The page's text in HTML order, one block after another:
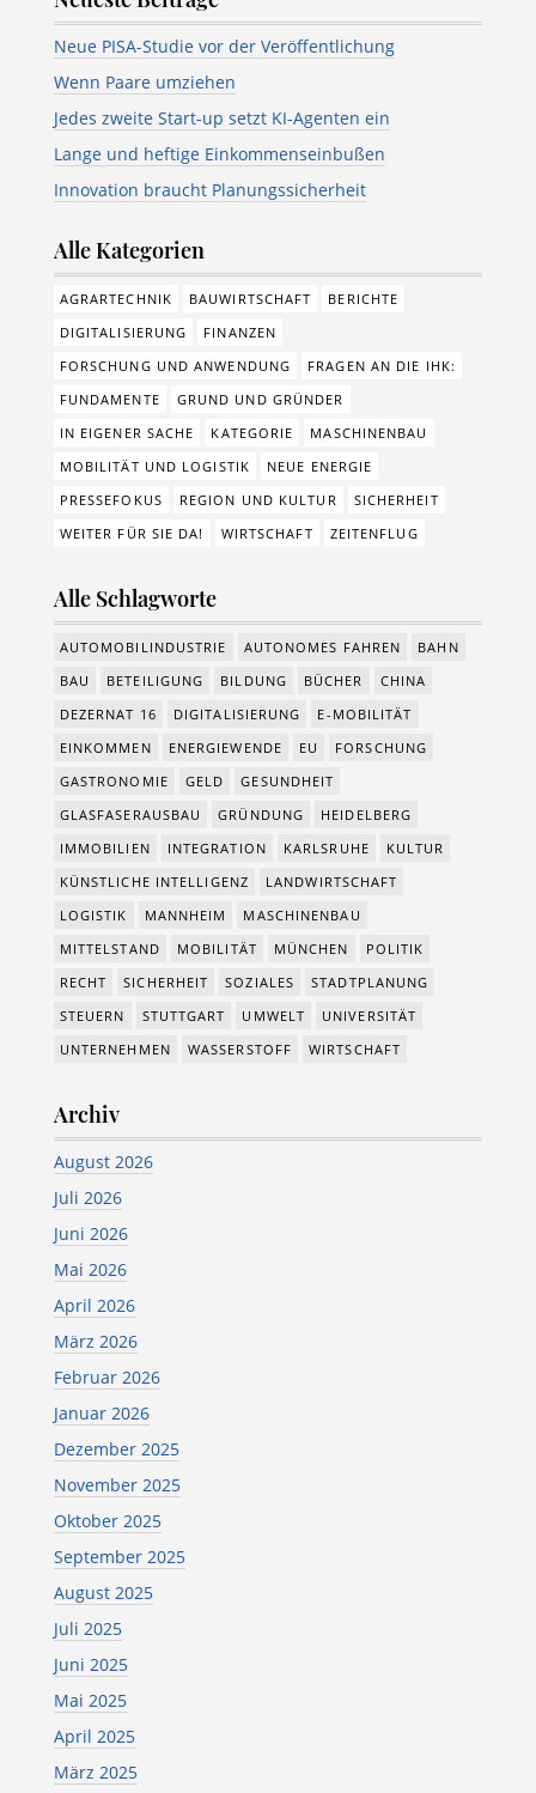
Neue PISA-Studie vor der Veröffentlichung
Wenn Paare umziehen
Jedes zweite Start-up setzt KI-Agenten ein
Lange und heftige Einkommenseinbußen
Innovation braucht Planungssicherheit
Alle Kategorien
AGRARTECHNIK BAUWIRTSCHAFT
BERICHTE
DIGITALISIERUNG
FINANZEN
FORSCHUNG UND ANWENDUNG
FRAGEN AN DIE IHK:
FUNDAMENTE
GRUND UND GRÜNDER
IN EIGENER SACHE
KATEGORIE
MASCHINENBAU
MOBILITÄT UND LOGISTIK
NEUE ENERGIE
PRESSEFOKUS
REGION UND KULTUR
SICHERHEIT
WEITER FÜR SIE DA!
WIRTSCHAFT ZEITENFLUG
Alle Schlagworte
AUTOMOBILINDUSTRIE AUTONOMES FAHREN
BAHN
BAU
BETEILIGUNG BILDUNG BÜCHER
CHINA
DEZERNAT 16
DIGITALISIERUNG
E-MOBILITÄT
EINKOMMEN
ENERGIEWENDE EU
FORSCHUNG
GASTRONOMIE
GELD
GESUNDHEIT
GLASFASERAUSBAU
GRÜNDUNG
HEIDELBERG
IMMOBILIEN
INTEGRATION KARLSRUHE
KULTUR
KÜNSTLICHE INTELLIGENZ
LANDWIRTSCHAFT
LOGISTIK
MANNHEIM
MASCHINENBAU
MITTELSTAND
MOBILITÄT MÜNCHEN
POLITIK
RECHT
SICHERHEIT SOZIALES
STADTPLANUNG
STEUERN
STUTTGART UMWELT
UNIVERSITÄT
UNTERNEHMEN
WASSERSTOFF WIRTSCHAFT
Archiv
August 2026
Juli 2026
Juni 2026
Mai 2026
April 2026
März 2026
Februar 2026
Januar 2026
Dezember 2025
November 2025
Oktober 2025
September 2025
August 2025
Juli 2025
Juni 2025
Mai 2025
April 2025
März 2025